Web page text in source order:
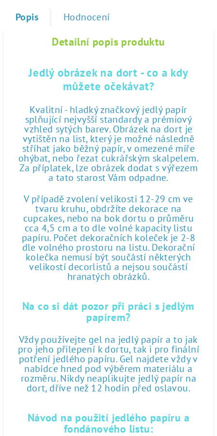
Popis Hodnocení
Detailní popis produktu
Jedlý obrázek na dort - co a kdy
můžete očekávat?
Kvalitní - hladký značkový jedlý papír
splňující nejvyšší standardy a prémiový
vzhled sytých barev. Obrázek na dort je
vytištěn na list, který je možné následně
stříhat jako běžný papír, v omezené míře
ohýbat, nebo řezat cukrářským skalpelem.
Za příplatek, lze obrázek dodat s výřezem
a tato starost Vám odpadne.
V případě zvolení velikosti 12-29 cm ve
tvaru kruhu, obdržíte dekorace na
cupcakes, nebo na bok dortu o průměru
cca 4,5 cm a to dle volné kapacity listu
papíru. Počet dekoračních koleček je 2-8
dle volného prostoru na listu. Dekorační
kolečka nemusí být součástí některých
velikostí decorlistů a nejsou součástí
hranatých obrázků.
Na co si dát pozor při práci s jedlým
papírem?
Vždy používejte gel na jedlý papír a to jak
pro jeho přilepení k dortu, tak i pro finální
potření jedlého papíru. Gel najdete vždy v
nabídce hned pod výběrem materiálu a
rozměru. Nikdy neaplikujte jedlý papír na
dort, dříve než 12 hodin před oslavou.
Návod na použití jedlého papíru a
fondánového listu: